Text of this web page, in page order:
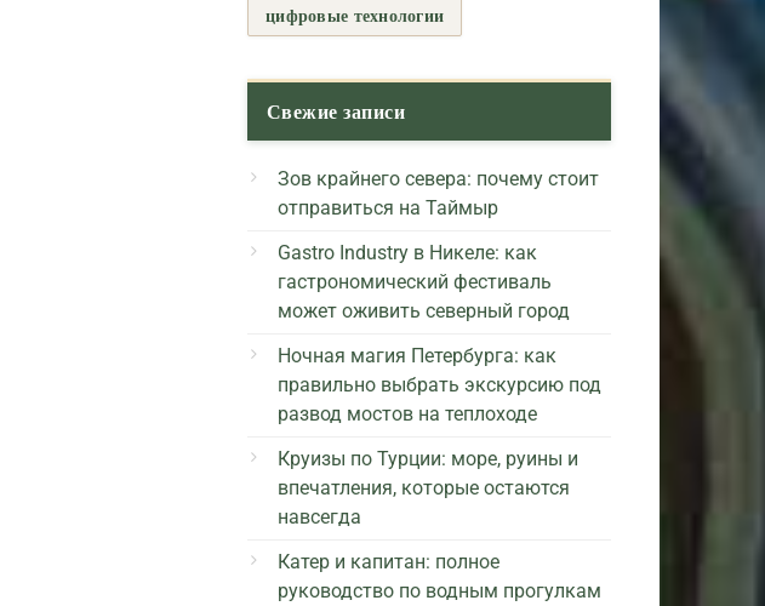
цифровые технологии
Свежие записи
Зов крайнего севера: почему стоит
отправиться на Таймыр
Gastro Industry в Никеле: как
гастрономический фестиваль
может оживить северный город
Ночная магия Петербурга: как
правильно выбрать экскурсию под
развод мостов на теплоходе
Круизы по Турции: море, руины и
впечатления, которые остаются
навсегда
Катер и капитан: полное
руководство по водным прогулкам